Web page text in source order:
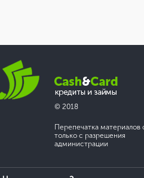
© 2018
Перепечатка материалов
только с разрешения
администрации